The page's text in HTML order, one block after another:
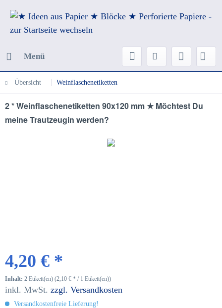
Menü
Übersicht Weinflaschenetiketten
2 * Weinflaschenetiketten 90x120 mm ★ Möchtest Du
meine Trautzeugin werden?
4,20 € *
Inhalt: 2 Etikett(en) (2,10 € * / 1 Etikett(en))
inkl. MwSt. zzgl. Versandkosten
Versandkostenfreie Lieferung!